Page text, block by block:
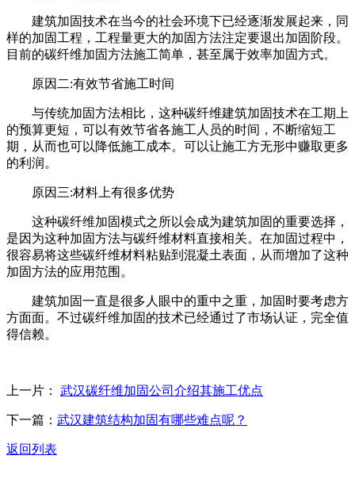
建筑加固技术在当今的社会环境下已经逐渐发展起来，同
样的加固工程，工程量更大的加固方法注定要退出加固阶段。
目前的碳纤维加固方法施工简单，甚至属于效率加固方式。
原因二:有效节省施工时间
与传统加固方法相比，这种碳纤维建筑加固技术在工期上
的预算更短，可以有效节省各施工人员的时间，不断缩短工
期，从而也可以降低施工成本。可以让施工方无形中赚取更多
的利润。
原因三:材料上有很多优势
这种碳纤维加固模式之所以会成为建筑加固的重要选择，
是因为这种加固方法与碳纤维材料直接相关。在加固过程中，
很容易将这些碳纤维材料粘贴到混凝土表面，从而增加了这种
加固方法的应用范围。
建筑加固一直是很多人眼中的重中之重，加固时要考虑方
方面面。不过碳纤维加固的技术已经通过了市场认证，完全值
得信赖。
上一片： 武汉碳纤维加固公司介绍其施工优点
下一篇： 武汉建筑结构加固​有哪些难点呢？
返回列表